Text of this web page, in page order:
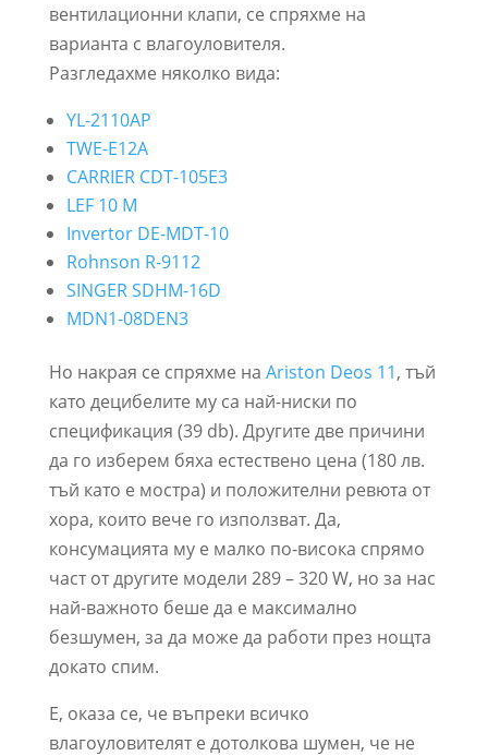
вентилационни клапи, се спряхме на
варианта с влагоуловителя.
Разгледахме няколко вида:
YL-2110AP
TWE-E12A
CARRIER CDT-105E3
LEF 10 M
Invertor DE-MDT-10
Rohnson R-9112
SINGER SDHM-16D
MDN1-08DEN3
Но накрая се спряхме на Ariston Deos 11, тъй
като децибелите му са най-ниски по
спецификация (39 db). Другите две причини
да го изберем бяха естествено цена (180 лв.
тъй като е мостра) и положителни ревюта от
хора, които вече го използват. Да,
консумацията му е малко по-висока спрямо
част от другите модели 289 – 320 W, но за нас
най-важното беше да е максимално
безшумен, за да може да работи през нощта
докато спим.
Е, оказа се, че въпреки всичко
влагоуловителят е дотолкова шумен, че не